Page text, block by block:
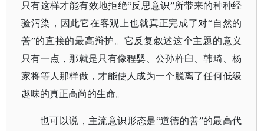
只有这样才能有效地拒绝“反思意识”所带来的种种经
验污染，因此它在客观上也就真正完成了对“自然的
善”的直接的最高辩护。它反复叙述这个主题的意义
只有一点，那就是只有像程婴、公孙杵臼、韩琦、杨
家将等人那样做，才能使人成为一个脱离了任何低级
趣味的真正高尚的生命。
也可以说，主流意识形态是“道德的善”的最高代